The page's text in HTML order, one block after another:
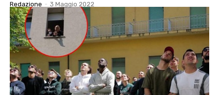
Redazione - 3 Maggio 2022